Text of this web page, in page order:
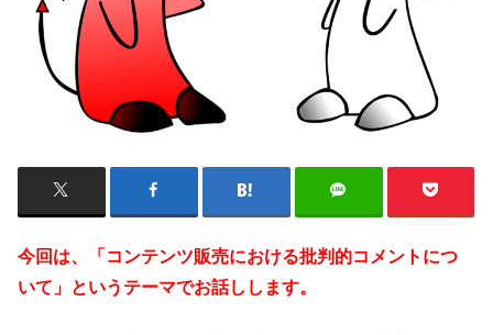
今回は、「コンテンツ販売における批判的コメントにつ
いて」というテーマでお話しします。